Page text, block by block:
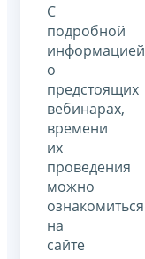
С
подробной
информацией
о
предстоящих
вебинарах,
времени
их
проведения
можно
ознакомиться
на
сайте